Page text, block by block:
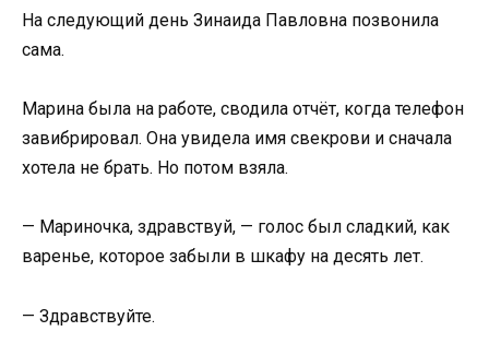
На следующий день Зинаида Павловна позвонила
сама.
Марина была на работе, сводила отчёт, когда телефон
завибрировал. Она увидела имя свекрови и сначала
хотела не брать. Но потом взяла.
— Мариночка, здравствуй, — голос был сладкий, как
варенье, которое забыли в шкафу на десять лет.
— Здравствуйте.